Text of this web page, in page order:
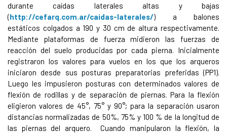
durante caídas laterales altas y bajas
(http://cefarq.com.ar/caidas-laterales/) a balones
estáticos colgados a 190 y 30 cm de altura respectivamente.
Mediante plataformas de fuerza midieron las fuerzas de
reacción del suelo producidas por cada pierna. Inicialmente
registraron los valores para vuelos en los que los arqueros
iniciaron desde sus posturas preparatorias preferidas (PP1).
Luego les impusieron posturas con determinados valores de
flexión de rodillas y de separación de piernas. Para la flexión
eligieron valores de 45°, 75° y 90°; para la separación usaron
distancias normalizadas de 50%, 75% y 100 % de la longitud de
las piernas del arquero. Cuando manipularon la flexión, la